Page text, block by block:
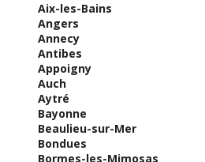
Aix-les-Bains
Angers
Annecy
Antibes
Appoigny
Auch
Aytré
Bayonne
Beaulieu-sur-Mer
Bondues
Bormes-les-Mimosas